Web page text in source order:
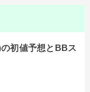
初値予想とBBス